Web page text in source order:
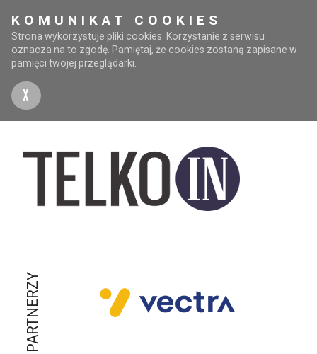
KOMUNIKAT COOKIES
Strona wykorzystuje pliki cookies. Korzystanie z serwisu
oznacza na to zgodę. Pamiętaj, że cookies zostaną zapisane w
pamięci twojej przeglądarki.
X
PARTNERZY